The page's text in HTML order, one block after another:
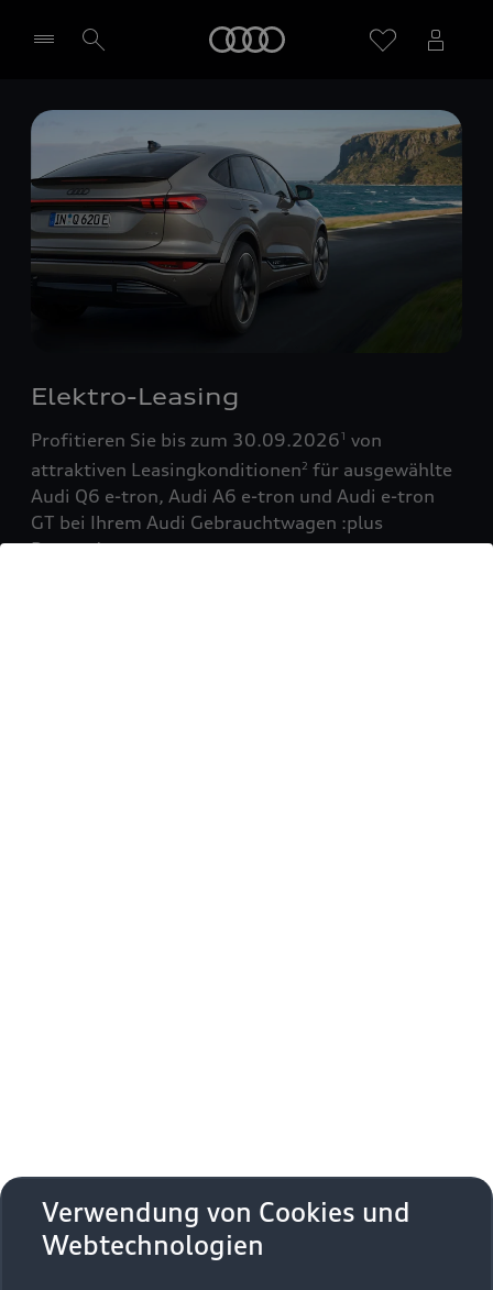
Händler wählen
Elektro-Leasing
Profitieren Sie bis zum 30.09.20261 von
attraktiven Leasingkonditionen2 für ausgewählte
Audi Q6 e-tron, Audi A6 e-tron und Audi e-tron
GT bei Ihrem Audi Gebrauchtwagen :plus
Partner!
Zurück nach oben
Modelle
Verwendung von Cookies und
Webtechnologien